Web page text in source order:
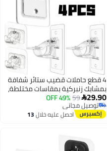
4 قطع حاملات قضيب ستائر شفافة
بمشابك زنبركية بمقاسات مختلطة،
2 كبيرة + 2 صغيرة حاملات قضيب
لاصقة ذاتية قابلة للإزالة بدون حفر،
مشابك دعم قضيب توتر مثبتة على
المناشف، المطبخ والحمام
29.90
59
49% OFF
توصيل مجاني
توصيل مجانياحصل عليه خلال13